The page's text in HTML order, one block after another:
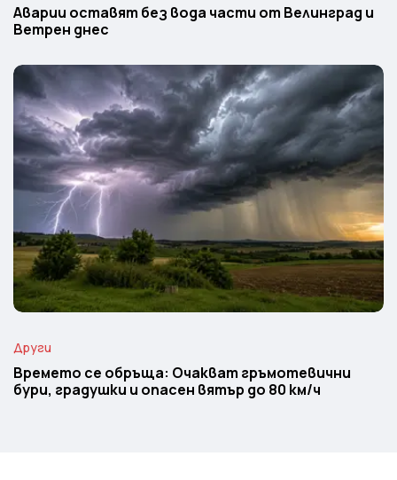
Аварии оставят без вода части от Велинград и
Ветрен днес
Други
Времето се обръща: Очакват гръмотевични
бури, градушки и опасен вятър до 80 км/ч